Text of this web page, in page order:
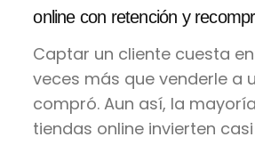
online con retención y
Captar un cliente cuesta
veces más que venderle a
compró. Aun así, la
tiendas online invierten